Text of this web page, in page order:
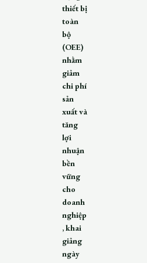
thiết bị
toàn
bộ
(OEE)
nhằm
giảm
chi phí
sản
xuất và
tăng
lợi
nhuận
bền
vững
cho
doanh
nghiệp
, khai
giảng
ngày